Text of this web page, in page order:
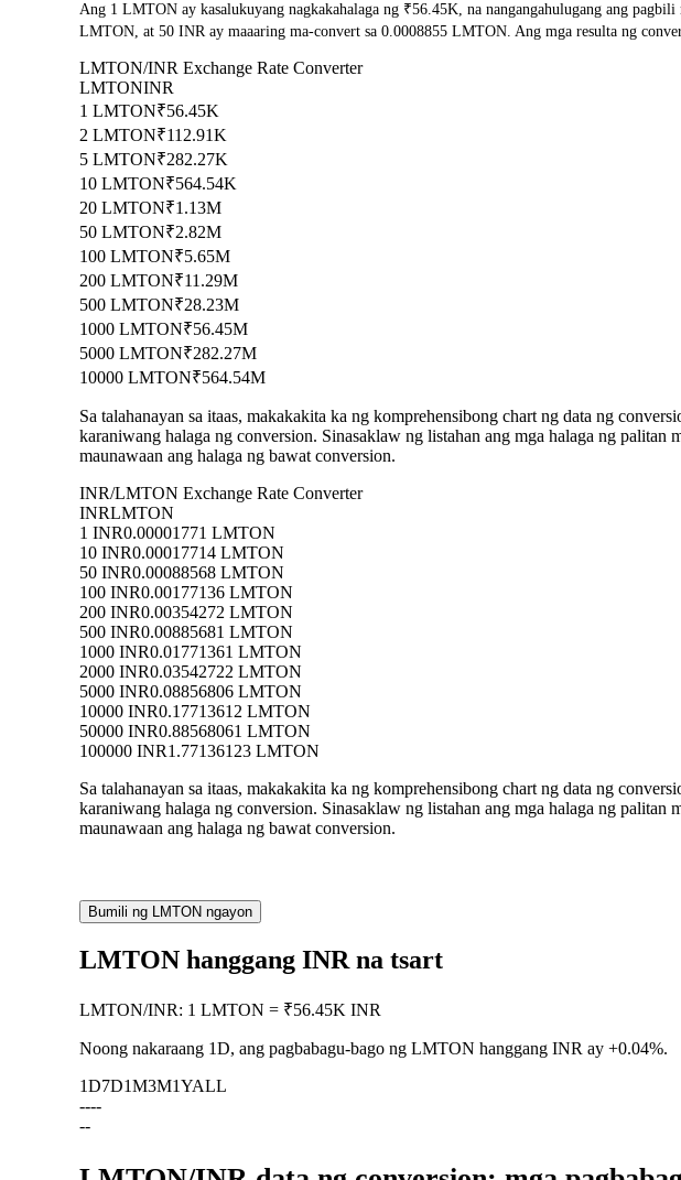
Ang 1 LMTON ay kasalukuyang nagkakahalaga ng ₹56.45K, na nangangahulugang ang
LMTON, at 50 INR ay maaaring ma-convert sa 0.0008855 LMTON. Ang mga resulta ng
LMTON/INR Exchange Rate Converter
LMTONINR
1 LMTON₹56.45K
2 LMTON₹112.91K
5 LMTON₹282.27K
10 LMTON₹564.54K
20 LMTON₹1.13M
50 LMTON₹2.82M
100 LMTON₹5.65M
200 LMTON₹11.29M
500 LMTON₹28.23M
1000 LMTON₹56.45M
5000 LMTON₹282.27M
10000 LMTON₹564.54M
Sa talahanayan sa itaas, makakakita ka ng komprehensibong chart ng data ng
karaniwang halaga ng conversion. Sinasaklaw ng listahan ang mga halaga ng
maunawaan ang halaga ng bawat conversion.
INR/LMTON Exchange Rate Converter
INRLMTON
1 INR0.00001771 LMTON
10 INR0.00017714 LMTON
50 INR0.00088568 LMTON
100 INR0.00177136 LMTON
200 INR0.00354272 LMTON
500 INR0.00885681 LMTON
1000 INR0.01771361 LMTON
2000 INR0.03542722 LMTON
5000 INR0.08856806 LMTON
10000 INR0.17713612 LMTON
50000 INR0.88568061 LMTON
100000 INR1.77136123 LMTON
Sa talahanayan sa itaas, makakakita ka ng komprehensibong chart ng data ng
karaniwang halaga ng conversion. Sinasaklaw ng listahan ang mga halaga ng
maunawaan ang halaga ng bawat conversion.
Bumili ng LMTON ngayon
LMTON hanggang INR na tsart
LMTON/INR: 1 LMTON = ₹56.45K INR
Noong nakaraang 1D, ang pagbabagu-bago ng LMTON hanggang INR ay +0.04%.
1D7D1M3M1YALL
----
--